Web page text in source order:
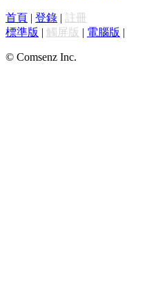
首頁 | 登錄 | 註冊
標準版 | 觸屏版 | 電腦版 |
© Comsenz Inc.